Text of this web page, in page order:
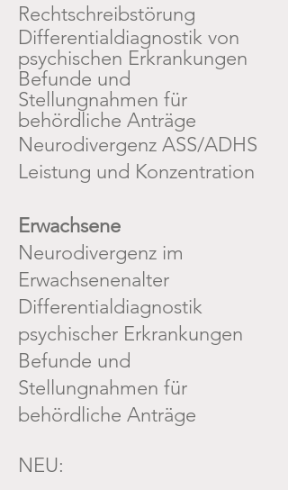
Rechtschreibstörung
Differentialdiagnostik von
psychischen Erkrankungen
Befunde und
Stellungnahmen für
behördliche Anträge
Neurodivergenz ASS/ADHS
Leistung und Konzentration
Erwachsene
Neurodivergenz im
Erwachsenenalter
Differentialdiagnostik
psychischer Erkrankungen
Befunde und
Stellungnahmen für
behördliche Anträge
NEU: